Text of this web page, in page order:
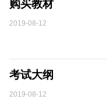
购买教材
2019-08-12
考试大纲
2019-08-12